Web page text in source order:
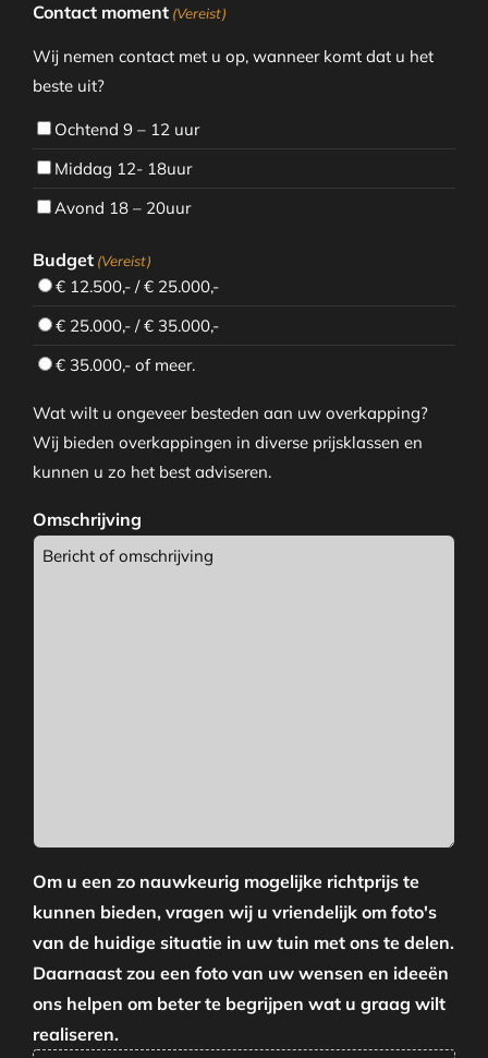
Contact moment (Vereist)
Wij nemen contact met u op, wanneer komt dat u het
beste uit?
Ochtend 9 – 12 uur
Middag 12- 18uur
Avond 18 – 20uur
Budget (Vereist)
€ 12.500,- / € 25.000,-
€ 25.000,- / € 35.000,-
€ 35.000,- of meer.
Wat wilt u ongeveer besteden aan uw overkapping?
Wij bieden overkappingen in diverse prijsklassen en
kunnen u zo het best adviseren.
Omschrijving
Om u een zo nauwkeurig mogelijke richtprijs te
kunnen bieden, vragen wij u vriendelijk om foto's
van de huidige situatie in uw tuin met ons te delen.
Daarnaast zou een foto van uw wensen en ideeën
ons helpen om beter te begrijpen wat u graag wilt
realiseren.